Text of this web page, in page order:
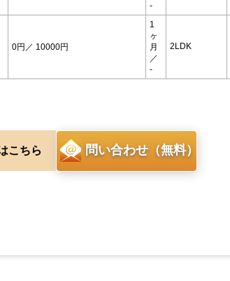
-
0円 ／ 10000円
1
ヶ
月
／
-
2LDK
こちら 問い合わせ（無料）